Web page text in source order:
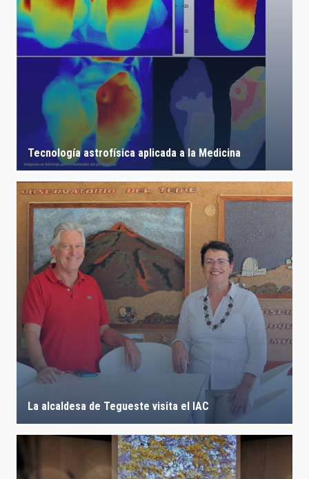
Tecnología astrofísica aplicada a la Medicina
La alcaldesa de Tegueste visita el IAC